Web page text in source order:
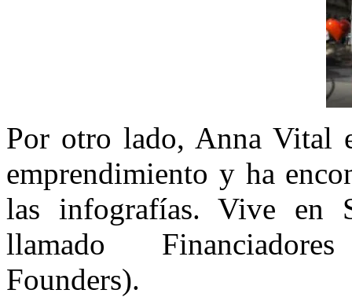
Por otro lado, Anna Vital
emprendimiento y ha
las infografías. Vive en
llamado
Founders).